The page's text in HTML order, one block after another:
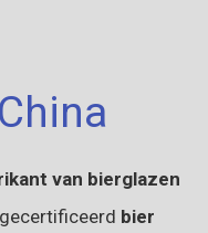
van bierglazen
bier